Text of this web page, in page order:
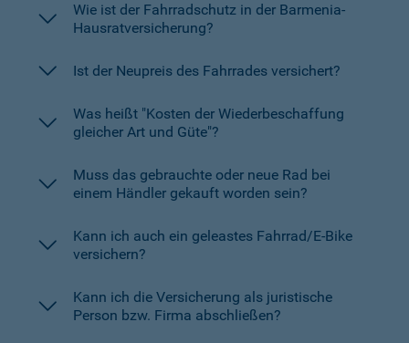
Wie ist der Fahrradschutz in der Barmenia-
Hausratversicherung?
Ist der Neupreis des Fahrrades versichert?
Was heißt "Kosten der Wiederbeschaffung
gleicher Art und Güte"?
Muss das gebrauchte oder neue Rad bei
einem Händler gekauft worden sein?
Kann ich auch ein geleastes Fahrrad/E-Bike
versichern?
Kann ich die Versicherung als juristische
Person bzw. Firma abschließen?